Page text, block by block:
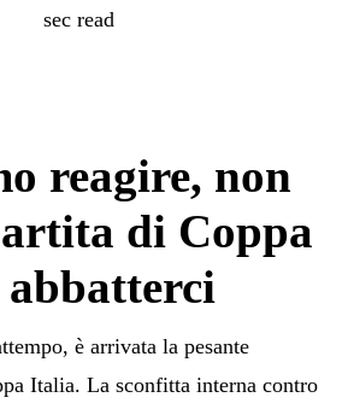
sec read
reagire, non
di Coppa
è arrivata la pesante
Italia. La sconfitta interna contro